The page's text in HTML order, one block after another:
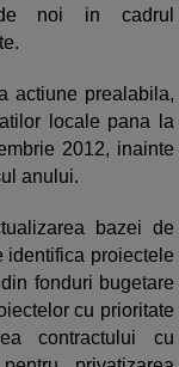
de noi in cadrul
actiune prealabila,
locale pana la
2012, inainte
anului.
bazei de
identifica proiectele
fonduri bugetare
cu prioritate
contractului cu